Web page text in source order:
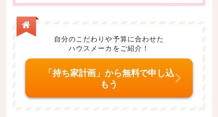
2-2.約27坪1,281万円の注文住宅
2-3.約29坪1,580万円の注文住宅
2-4.約31坪1,846万円の注文住宅
2-5.約30坪2,500万円の注文住宅
2-6.約30坪2,945万円の注文住宅
３．自分にピッタリの建設業者選びの３つのポイ
ント
自分のこだわりや予算に合わせた
ハウスメーカをご紹介！
「持ち家計画」から無料で申し込
もう